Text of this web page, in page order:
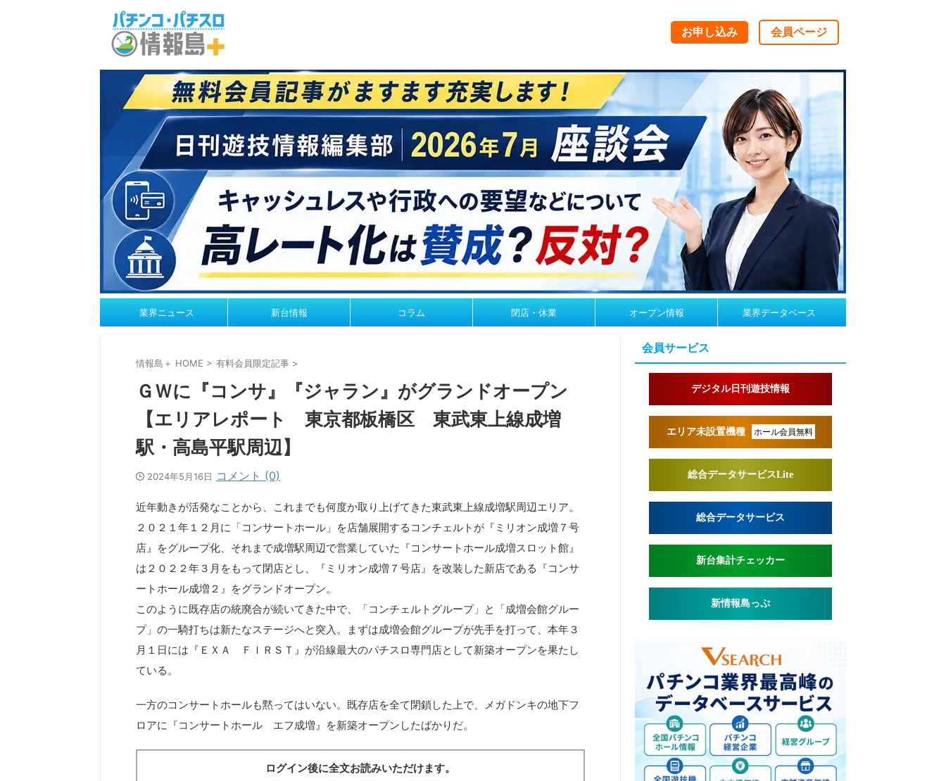
お申し込み 会員ページ
業界ニュース 新台情報 コラム 閉店・休業 オープン情報 業界データベース
情報島＋ HOME > 有料会員限定記事 >
ＧＷに『コンサ』『ジャラン』がグランドオープン
【エリアレポート 東京都板橋区 東武東上線成増
駅・高島平駅周辺】
2024年5月16日 コメント (0)
近年動きが活発なことから、これまでも何度か取り上げてきた東武東上線成増駅周辺エリア。
２０２１年１２月に「コンサートホール」を店舗展開するコンチェルトが『ミリオン成増７号
店』をグループ化、それまで成増駅周辺で営業していた『コンサートホール成増スロット館』
は２０２２年３月をもって閉店とし、『ミリオン成増７号店』を改装した新店である『コンサ
ートホール成増２』をグランドオープン。
このように既存店の統廃合が続いてきた中で、「コンチェルトグループ」と「成増会館グルー
プ」の一騎打ちは新たなステージへと突入。まずは成増会館グループが先手を打って、本年３
月１日には『ＥＸＡ ＦＩＲＳＴ』が沿線最大のパチスロ専門店として新築オープンを果たし
ている。
一方のコンサートホールも黙ってはいない。既存店を全て閉鎖した上で、メガドンキの地下フ
ロアに『コンサートホール エフ成増』を新築オープンしたばかりだ。
ログイン後に全文お読みいただけます。
会員サービス
デジタル日刊遊技情報
エリア未設置機種 ホール会員無料
総合データサービスLite
総合データサービス
新台集計チェッカー
新情報島っぷ